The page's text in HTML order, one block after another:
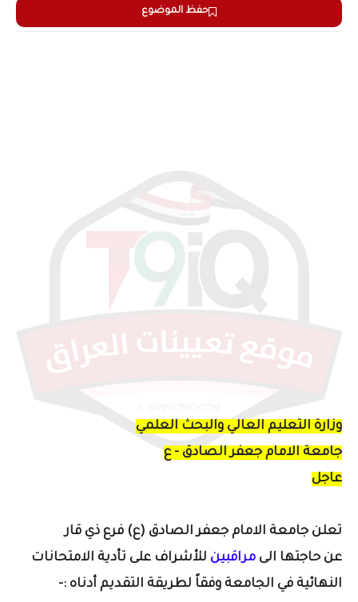
حفظ الموضوع
وزارة التعليم العالي والبحث العلمي
جامعة الامام جعفر الصادق - ع
عاجل
تعلن جامعة الامام جعفر الصادق (ع) فرع ذي قار
عنحاجتها الى مراقبين للأشراف على تأدية الامتحانات
النهائية في الجامعة وفقاً لطريقة التقديم أدناه :-